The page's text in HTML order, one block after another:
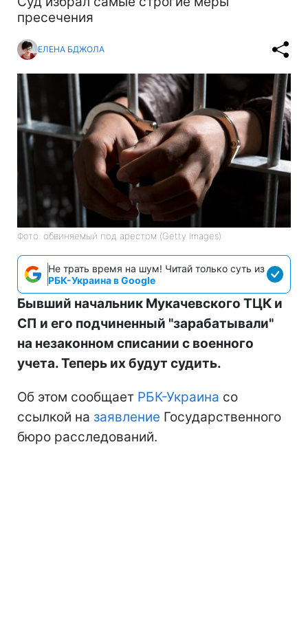
пресечения
ЕЛЕНА БДЖОЛА
Фото: обвиняемый под арестом (Getty Images)
Не трать время на шум! Читай только суть из
РБК-Украина в Google
Бывший начальник Мукачевского ТЦК и
СП и его подчиненный "зарабатывали"
на незаконном списании с военного
учета. Теперь их будут судить.
Об этом сообщает РБК-Украина со
ссылкой на заявление Государственного
бюро расследований.